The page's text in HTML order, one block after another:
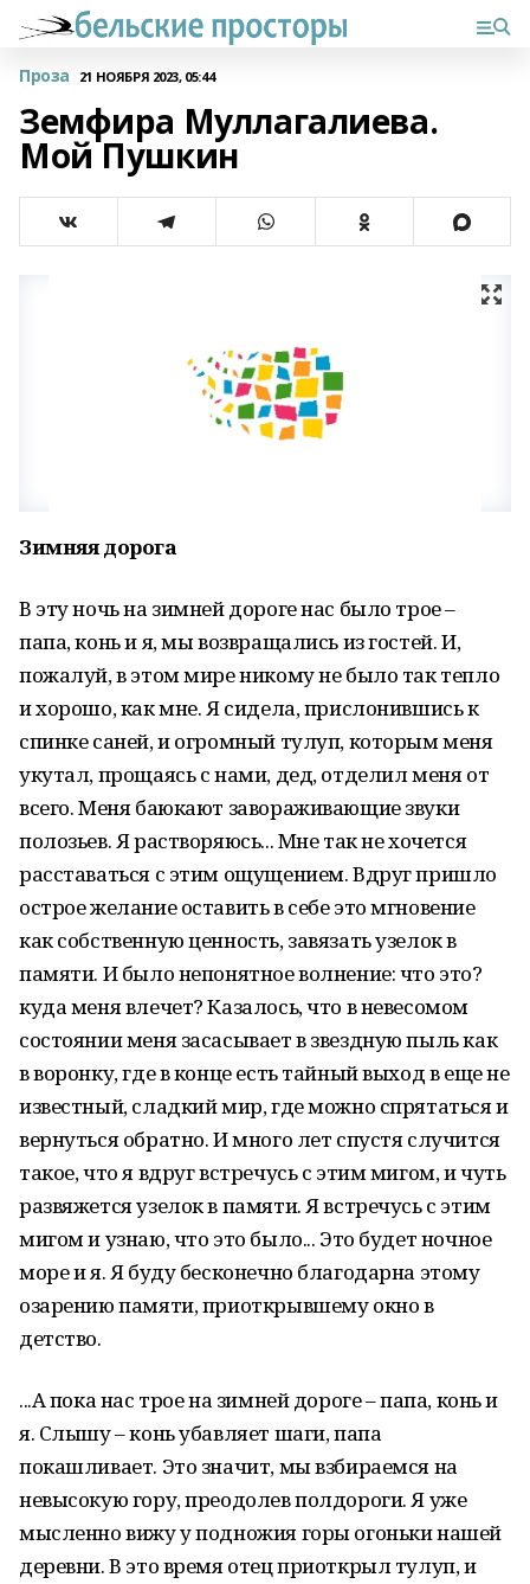
Проза 21 НОЯБРЯ 2023, 05:44
Земфира Муллагалиева.
Мой Пушкин
Зимняя дорога
В эту ночь на зимней дороге нас было трое –
папа, конь и я, мы возвращались из гостей. И,
пожалуй, в этом мире никому не было так тепло
и хорошо, как мне. Я сидела, прислонившись к
спинке саней, и огромный тулуп, которым меня
укутал, прощаясь с нами, дед, отделил меня от
всего. Меня баюкают завораживающие звуки
полозьев. Я растворяюсь... Мне так не хочется
расставаться с этим ощущением. Вдруг пришло
острое желание оставить в себе это мгновение
как собственную ценность, завязать узелок в
памяти. И было непонятное волнение: что это?
куда меня влечет? Казалось, что в невесомом
состоянии меня засасывает в звездную пыль как
в воронку, где в конце есть тайный выход в еще не
известный, сладкий мир, где можно спрятаться и
вернуться обратно. И много лет спустя случится
такое, что я вдруг встречусь с этим мигом, и чуть
развяжется узелок в памяти. Я встречусь с этим
мигом и узнаю, что это было... Это будет ночное
море и я. Я буду бесконечно благодарна этому
озарению памяти, приоткрывшему окно в
детство.
...А пока нас трое на зимней дороге – папа, конь и
я. Слышу – конь убавляет шаги, папа
покашливает. Это значит, мы взбираемся на
невысокую гору, преодолев полдороги. Я уже
мысленно вижу у подножия горы огоньки нашей
деревни. В это время отец приоткрыл тулуп, и